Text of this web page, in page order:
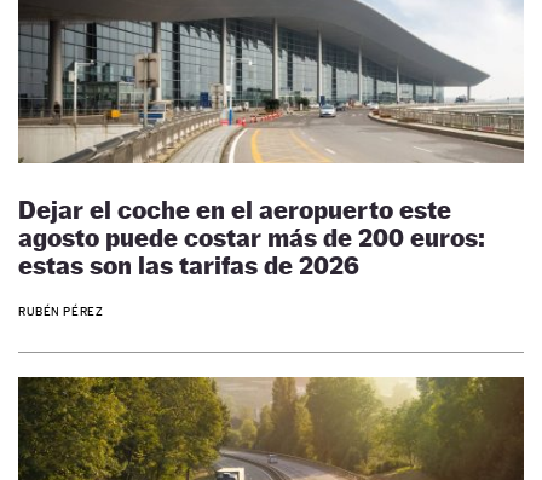
Dejar el coche en el aeropuerto este
agosto puede costar más de 200 euros:
estas son las tarifas de 2026
RUBÉN PÉREZ